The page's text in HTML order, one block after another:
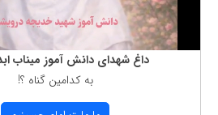
داغ شهدای دانش آموز میناب
به كدامین گناه ؟!